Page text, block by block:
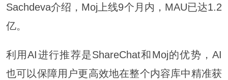
Sachdeva介绍，Moj上线9个月内，MAU已达1.2
亿。
利用AI进行推荐是ShareChat和Moj的优势，AI
也可以保障用户更高效地在整个内容库中精准获